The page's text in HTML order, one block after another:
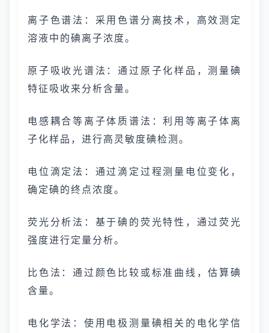
离子色谱法：采用色谱分离技术，高效测定
溶液中的碘离子浓度。
原子吸收光谱法：通过原子化样品，测量碘
特征吸收来分析含量。
电感耦合等离子体质谱法：利用等离子体离
子化样品，进行高灵敏度碘检测。
电位滴定法：通过滴定过程测量电位变化，
确定碘的终点浓度。
荧光分析法：基于碘的荧光特性，通过荧光
强度进行定量分析。
比色法：通过颜色比较或标准曲线，估算碘
含量。
电化学法：使用电极测量碘相关的电化学信